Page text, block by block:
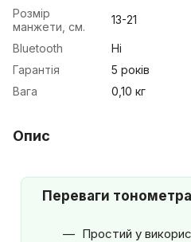
Розмір
манжети, см.
13-21
Bluetooth
Ні
Гарантія
5 років
Вага
0,10 кг
Опис
Переваги
Простий у